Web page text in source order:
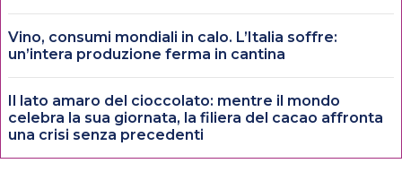
Vino, consumi mondiali in calo. L’Italia soffre:
un’intera produzione ferma in cantina
Il lato amaro del cioccolato: mentre il mondo
celebra la sua giornata, la filiera del cacao affronta
una crisi senza precedenti